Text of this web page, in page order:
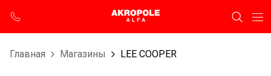
Главная Магазины LEE COOPER